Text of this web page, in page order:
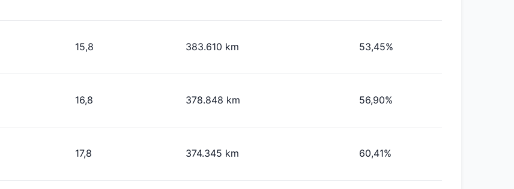
15,8 383.610 km 53,45%
16,8 378.848 km 56,90%
17,8 374.345 km 60,41%